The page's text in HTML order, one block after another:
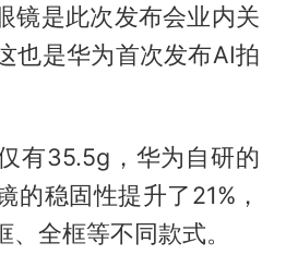
镜是此次发布会业内关
也是华为首次发布AI拍
有35.5g，华为自研的
的稳固性提升了21%，
全框等不同款式。